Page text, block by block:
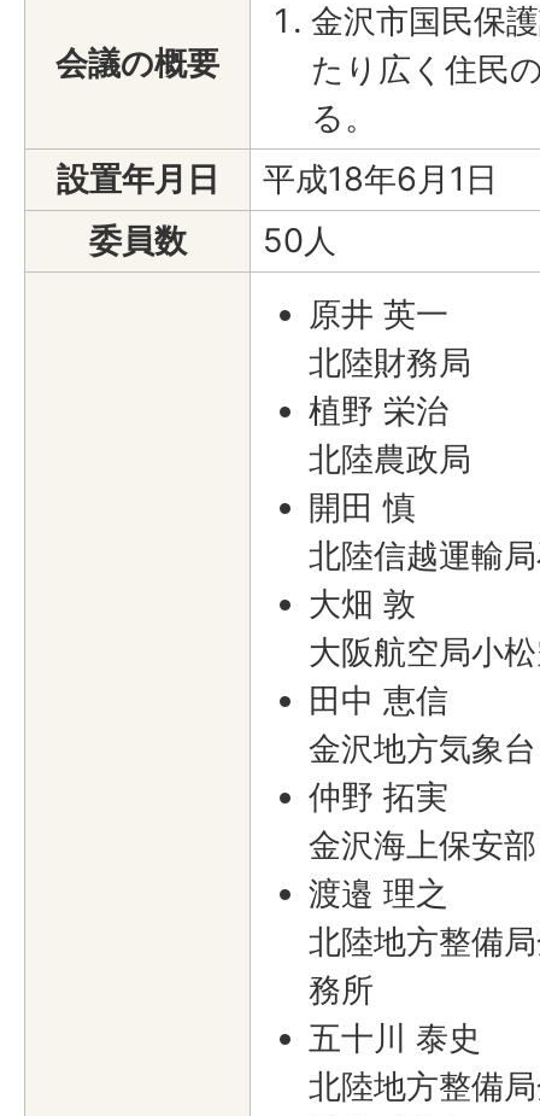
会議の概要
金沢市国民保
たり広く住民
る。
設置年月日
平成18年6月1日
委員数
50人
原井 英一
北陸財務局
植野 栄治
北陸農政局
開田 慎
北陸信越運輸
大畑 敦
大阪航空局小
田中 恵信
金沢地方気象台
仲野 拓実
金沢海上保安部
渡邉 理之
北陸地方整備
務所
五十川 泰史
北陸地方整備